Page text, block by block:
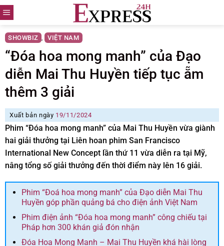
Skip
to
content
SHOWBIZ , VIỆT NAM
“Đóa hoa mong manh” của Đạo
diễn Mai Thu Huyền tiếp tục ẵm
thêm 3 giải
Xuất bản ngày 19/11/2024
Phim “Đóa hoa mong manh” của Mai Thu Huyền vừa giành
hai giải thưởng tại Liên hoan phim San Francisco
International New Concept lần thứ 11 vừa diễn ra tại Mỹ,
nâng tổng số giải thưởng đến thời điểm này lên 16 giải.
Phim “Đoá hoa mong manh” của Đạo diễn Mai Thu
Huyền góp phần quảng bá cho điện ảnh Việt Nam
Phim điện ảnh “Đóa hoa mong manh” công chiếu tại
Pháp hơn 300 khán giả đón nhận
Đóa Hoa Mong Manh – Mai Thu Huyền khá hài lòng